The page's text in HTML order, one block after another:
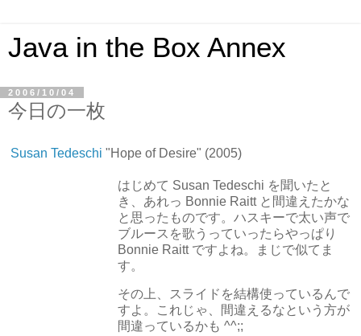
Java in the Box Annex
2006/10/04
今日の一枚
Susan Tedeschi "Hope of Desire" (2005)
はじめて Susan Tedeschi を聞いたと
き、あれっ Bonnie Raitt と間違えたかな
と思ったものです。ハスキーで太い声で
ブルースを歌うっていったらやっぱり
Bonnie Raitt ですよね。まじで似てま
す。
その上、スライドを結構使っているんで
すよ。これじゃ、間違えるなという方が
間違っているかも ^^;;